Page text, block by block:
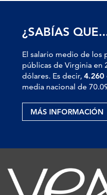
¿SABÍAS
El salario medio de los
públicas de Virginia en
dólares. Es decir, 4.260
media nacional de
MÁS INFORMACIÓN